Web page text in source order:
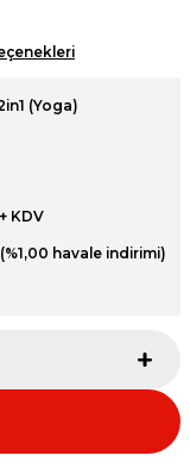
(Yoga)
KDV
(%1,00 havale indirimi)